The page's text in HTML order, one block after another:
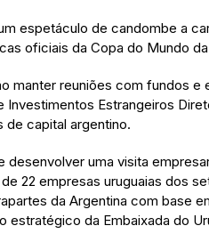
espetáculo de candombe a
oficiais da Copa do Mundo da
manter reuniões com fundos
Estrangeiros
de capital argentino.
uma visita
22 empresas uruguaias dos
da Argentina com base
da Embaixada do